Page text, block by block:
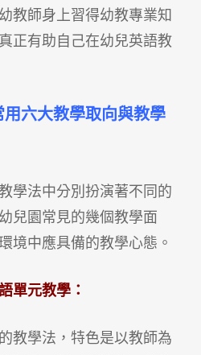
教師身上習得幼教專業知
正有助自己在幼兒英語教
六大教學取向與教學
學法中分別扮演著不同的
兒園常見的幾個教學面
境中應具備的教學心態。
單元教學：
教學法，特色是以教師為